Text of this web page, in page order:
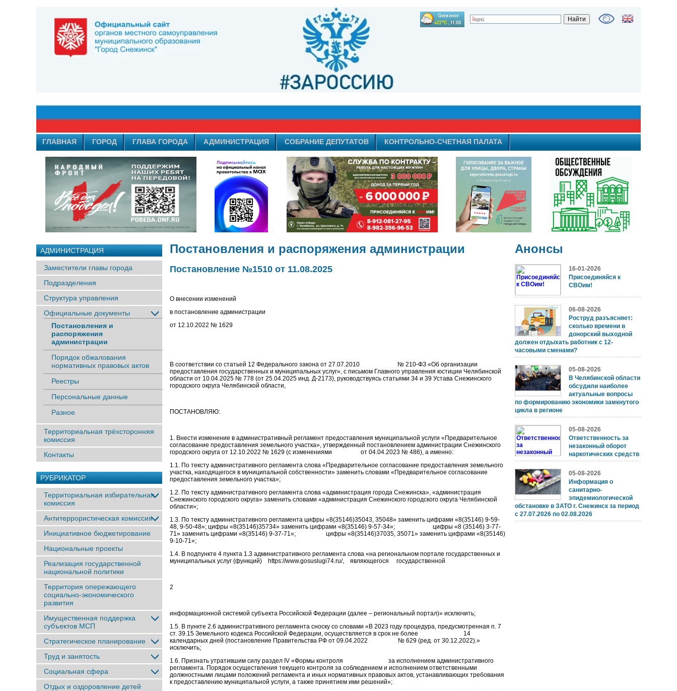
ГЛАВНАЯ ГОРОД ГЛАВА ГОРОДА АДМИНИСТРАЦИЯ СОБРАНИЕ ДЕПУТАТОВ КОНТРОЛЬНО-СЧЕТНАЯ ПАЛАТА
АДМИНИСТРАЦИЯ
Заместители главы города
Подразделения
Структура управления
Официальные документы
Постановления и
распоряжения
администрации
Порядок обжалования
нормативных правовых актов
Реестры
Персональные данные
Разное
Территориальная трёхсторонняя
комиссия
Контакты
РУБРИКАТОР
Территориальная избирательная
комиссия
Антитеррористическая комиссия
Инициативное бюджетирование
Национальные проекты
Реализация государственной
национальной политики
Территория опережающего
социально-экономического
развития
Имущественная поддержка
субъектов МСП
Стратегическое планирование
Труд и занятость
Социальная сфера
Отдых и оздоровление детей
Постановления и распоряжения администрации
Постановление №1510 от 11.08.2025
О внесении изменений
в постановление администрации
от 12.10.2022 № 1629
В соответствии со статьей 12 Федерального закона от 27.07.2010 № 210-ФЗ «Об организации
предоставления государственных и муниципальных услуг», с письмом Главного управления юстиции Челябинской
области от 10.04.2025 № 778 (от 25.04.2025 инд. Д-2173), руководствуясь статьями 34 и 39 Устава Снежинского
городского округа Челябинской области,
ПОСТАНОВЛЯЮ:
1. Внести изменение в административный регламент предоставления муниципальной услуги «Предварительное
согласование предоставления земельного участка», утвержденный постановлением администрации Снежинского
городского округа от 12.10.2022 № 1629 (с изменениями от 04.04.2023 № 486), а именно:
1.1. По тексту административного регламента слова «Предварительное согласование предоставления земельного
участка, находящегося в муниципальной собственности» заменить словами «Предварительное согласование
предоставления земельного участка»;
1.2. По тексту административного регламента слова «администрация города Снежинска», «администрация
Снежинского городского округа» заменить словами «администрация Снежинского городского округа Челябинской
области»;
1.3. По тексту административного регламента цифры «8(35146)35043, 35048» заменить цифрами «8(35146) 9-59-
48, 9-50-48»; цифры «8(35146)35734» заменить цифрами «8(35146) 9-57-34»; цифры «8 (35146) 3-77-
71» заменить цифрами «8(35146) 9-37-71»; цифры «8(35146)37035, 35071» заменить цифрами «8(35146)
9-10-71»;
1.4. В подпункте 4 пункта 1.3 административного регламента слова «на региональном портале государственных и
муниципальных услуг (функций) https://www.gosuslugi74.ru/, являющегося государственной
2
информационной системой субъекта Российской Федерации (далее – региональный портал)» исключить;
1.5. В пункте 2.6 административного регламента сноску со словами «В 2023 году процедура, предусмотренная п. 7
ст. 39.15 Земельного кодекса Российской Федерации, осуществляется в срок не более 14
календарных дней (постановление Правительства РФ от 09.04.2022 № 629 (ред. от 30.12.2022).»
исключить;
1.6. Признать утратившим силу раздел IV «Формы контроля за исполнением административного
регламента. Порядок осуществления текущего контроля за соблюдением и исполнением ответственными
должностными лицами положений регламента и иных нормативных правовых актов, устанавливающих требования
к предоставлению муниципальной услуги, а также принятием ими решений»;
Анонсы
16-01-2026
Присоединяйся к
СВОим!
06-08-2026
Роструд разъясняет:
сколько времени в
донорский выходной
должен отдыхать работник с 12-
часовыми сменами?
05-08-2026
В Челябинской области
обсудили наиболее
актуальные вопросы
по формированию экономики замкнутого
цикла в регионе
05-08-2026
Ответственность за
незаконный оборот
наркотических средств
05-08-2026
Информация о
санитарно-
эпидемиологической
обстановке в ЗАТО г. Снежинск за период
с 27.07.2026 по 02.08.2026